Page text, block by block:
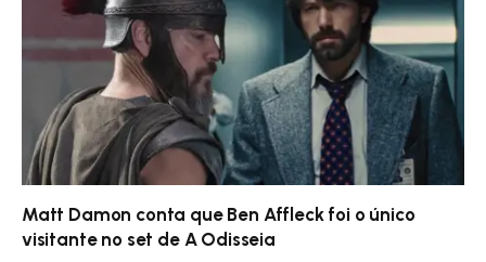
Matt Damon conta que Ben Affleck foi o único
visitante no set de A Odisseia